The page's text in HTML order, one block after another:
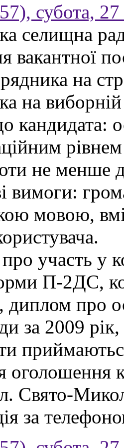
субота, 27
селищна
вакантної
на
на
кандидата:
не менше
вимоги:
мовою,
участь у
П-2ДС,
диплом про
за 2009
оголошення
Свято-
за